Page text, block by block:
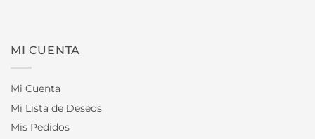
MI CUENTA
Mi Cuenta
Mi Lista de Deseos
Mis Pedidos